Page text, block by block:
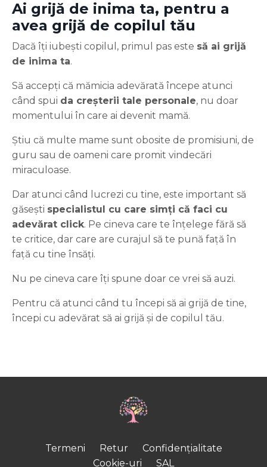
Ai grijă de inima ta, pentru a
avea grijă de copilul tău
Dacă îți iubești copilul, primul pas este să ai grijă
de inima ta.
Să accepți că mămicia adevărată începe atunci
când spui da creșterii tale personale, nu doar
momentului în care ai devenit mamă.
Știu că multe mame sunt obosite de promisiuni, de
guru sau de oameni care promit vindecări
miraculoase.
Dar atunci când lucrezi cu tine, este important să
găsești specialistul cu care simți că faci cu
adevărat click. Pe cineva care te înțelege fără să
te critice, dar care are curajul să te pună față în
față cu tine însăți.
Nu pe cineva care îți spune doar ce vrei să auzi.
Pentru că atunci când tu începi să ai grijă de tine,
începi cu adevărat să ai grijă și de copilul tău.
Termeni Retur
Confidențialitate
Cookie-uri
SAL